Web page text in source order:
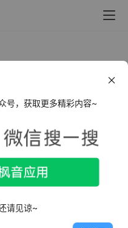
号，获取更多精彩内容~
请见谅~